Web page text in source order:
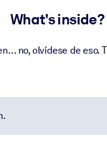
What's inside?
no, olvídese de